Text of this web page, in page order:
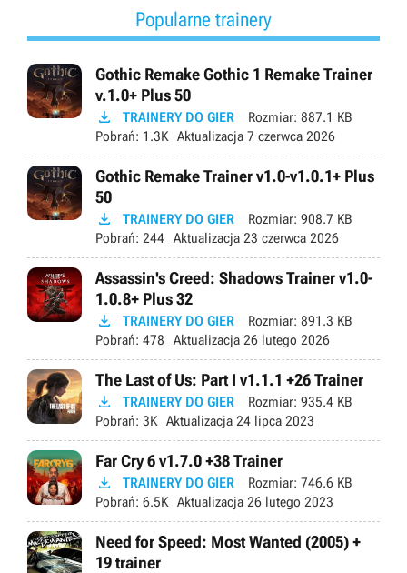
Popularne trainery
Gothic Remake Gothic 1 Remake Trainer
v.1.0+ Plus 50
 TRAINERY DO GIER Rozmiar: 887.1 KB
Pobrań: 1.3K Aktualizacja 7 czerwca 2026
Gothic Remake Trainer v1.0-v1.0.1+ Plus
50
 TRAINERY DO GIER Rozmiar: 908.7 KB
Pobrań: 244 Aktualizacja 23 czerwca 2026
Assassin's Creed: Shadows Trainer v1.0-
1.0.8+ Plus 32
 TRAINERY DO GIER Rozmiar: 891.3 KB
Pobrań: 478 Aktualizacja 26 lutego 2026
The Last of Us: Part I v1.1.1 +26 Trainer
 TRAINERY DO GIER Rozmiar: 935.4 KB
Pobrań: 3K Aktualizacja 24 lipca 2023
Far Cry 6 v1.7.0 +38 Trainer
 TRAINERY DO GIER Rozmiar: 746.6 KB
Pobrań: 6.5K Aktualizacja 26 lutego 2023
Need for Speed: Most Wanted (2005) +
19 trainer